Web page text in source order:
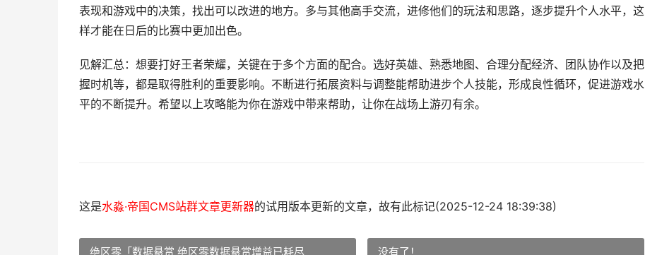
表现和游戏中的决策，找出可以改进的地方。多与其他高手交流，进修他们的玩法和思路，逐步提升个人水平，这
样才能在日后的比赛中更加出色。
见解汇总：想要打好王者荣耀，关键在于多个方面的配合。选好英雄、熟悉地图、合理分配经济、团队协作以及把
握时机等，都是取得胜利的重要影响。不断进行拓展资料与调整能帮助进步个人技能，形成良性循环，促进游戏水
平的不断提升。希望以上攻略能为你在游戏中带来帮助，让你在战场上游刃有余。
这是水淼·帝国CMS站群文章更新器的试用版本更新的文章，故有此标记(2025-12-24 18:39:38)
绝区零「数据悬赏 绝区零数据悬赏增益已耗尽 没有了！